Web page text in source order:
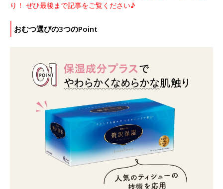
り！ ぜひ最後まで記事をご覧ください♪
おむつ選びの3つのPoint